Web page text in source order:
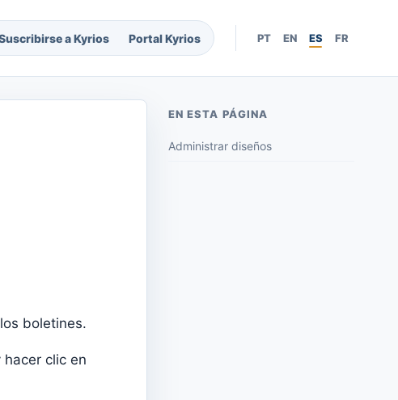
a Kyrios Portal Kyrios PT EN ES FR
boletines.
clic en
EN ESTA PÁGINA
Administrar diseños